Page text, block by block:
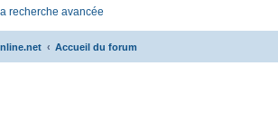
recherche avancée
Accueil du forum